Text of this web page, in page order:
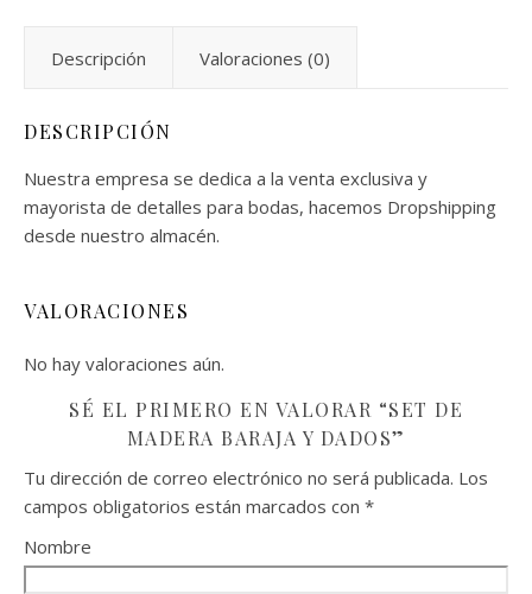
Descripción Valoraciones (0)
DESCRIPCIÓN
Nuestra empresa se dedica a la venta exclusiva y
mayorista de detalles para bodas, hacemos Dropshipping
desde nuestro almacén.
VALORACIONES
No hay valoraciones aún.
SÉ EL PRIMERO EN VALORAR “SET DE
MADERA BARAJA Y DADOS”
Tu dirección de correo electrónico no será publicada. Los
campos obligatorios están marcados con *
Nombre